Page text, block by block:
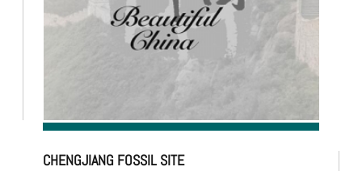
CHENGJIANG FOSSIL SITE